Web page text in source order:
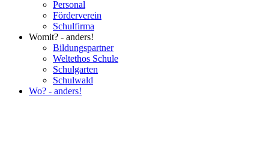
Personal
Förderverein
Schulfirma
Womit? - anders!
Bildungspartner
Weltethos Schule
Schulgarten
Schulwald
Wo? - anders!